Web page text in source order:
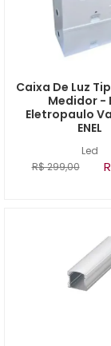
Led
Caixa De Luz
Medidor -
Eletropaulo
ENEL
R$ 299,00